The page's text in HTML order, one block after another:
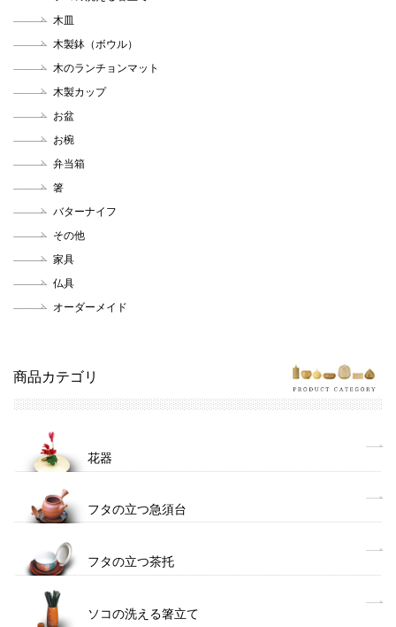
木皿
木製鉢（ボウル）
木のランチョンマット
木製カップ
お盆
お椀
弁当箱
箸
バターナイフ
その他
家具
仏具
オーダーメイド
商品カテゴリ
花器
フタの立つ急須台
フタの立つ茶托
ソコの洗える箸立て